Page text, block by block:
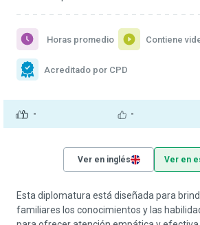
- -
Horas promedio Contiene
Acreditado por CPD
Ver en inglés Ver en
Esta diplomatura está diseñada para
familiares los conocimientos y las